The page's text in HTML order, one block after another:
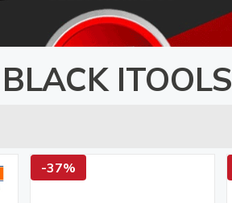
ITOOLS
-37%